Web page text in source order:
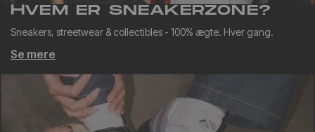
HVEM ER SNEAKERZONE?
Sneakers, streetwear & collectibles - 100% ægte. Hver gang.
Se mere